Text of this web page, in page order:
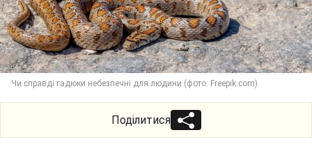
Чи справді гадюки небезпечні для людини (фото: Freepik.com)
Поділитися